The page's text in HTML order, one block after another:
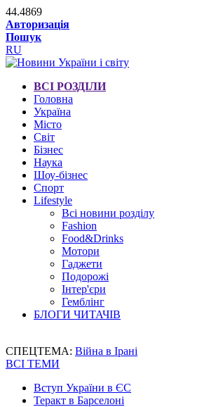
44.4869
Авторизація
Пошук
RU
ВСІ РОЗДІЛИ
Головна
Україна
Місто
Світ
Бізнес
Наука
Шоу-бізнес
Спорт
Lifestyle
Всі новини розділу
Fashion
Food&Drinks
Мотори
Гаджети
Подорожі
Інтер'єри
Гемблінг
БЛОГИ ЧИТАЧІВ
СПЕЦТЕМА: Війна в Ірані
ВСІ ТЕМИ
Вступ України в ЄС
Теракт в Барселоні